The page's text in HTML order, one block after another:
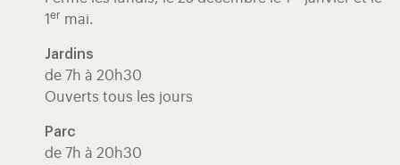
1 er mai.
Jardins
de 7h à 20h30
Ouverts tous les jours
Parc
de 7h à 20h30